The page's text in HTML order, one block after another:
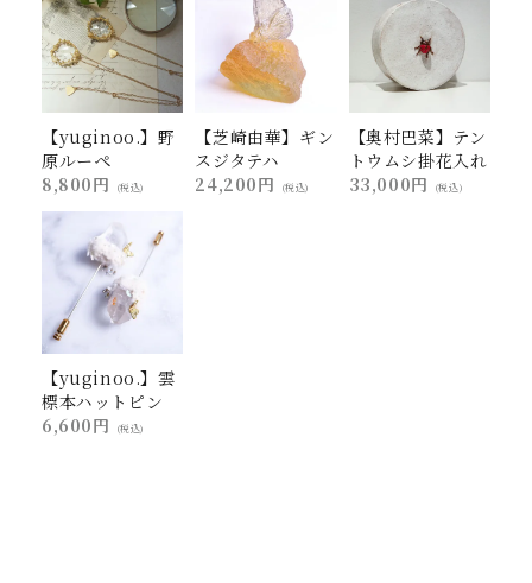
【yuginoo.】野
原ルーペ
8,800円
(税込)
【芝崎由華】ギン
スジタテハ
24,200円
(税込)
【奥村巴菜】テン
トウムシ掛花入れ
33,000円
(税込)
【yuginoo.】雲
標本ハットピン
6,600円
(税込)